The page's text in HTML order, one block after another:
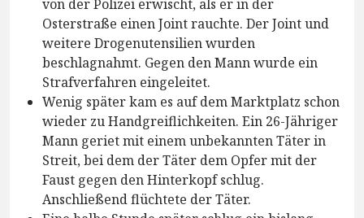
von der Polizei erwischt, als er in der
Osterstraße einen Joint rauchte. Der Joint und
weitere Drogenutensilien wurden
beschlagnahmt. Gegen den Mann wurde ein
Strafverfahren eingeleitet.
Wenig später kam es auf dem Marktplatz schon
wieder zu Handgreiflichkeiten. Ein 26-Jähriger
Mann geriet mit einem unbekannten Täter in
Streit, bei dem der Täter dem Opfer mit der
Faust gegen den Hinterkopf schlug.
Anschließend flüchtete der Täter.